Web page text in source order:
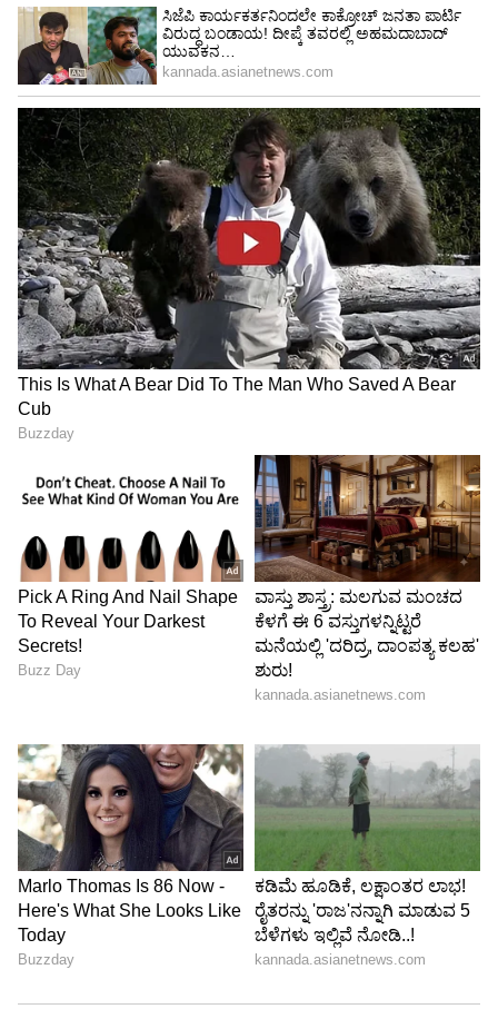
ಉದ್ಯೋಗ ಮಾಹಿತಿ:ನಿಮ್ಮ ಉದ್ಯೋಗದಾತ ಮತ್ತು ನಿಮ್ಮ
ಉದ್ಯೋಗದ ಸ್ಥಾನಕ್ಕಾಗಿ ಸಂಪರ್ಕ ವಿವರಗಳು.
3. ಸಾಲಕ್ಕಾಗಿ ಪೂರ್ವ-ಅನುಮೋದನೆ ಪಡೆಯಿರಿ
ಪೂರ್ವ-ಅನುಮೋದನೆಯು ಕಾರು ಖರೀದಿ ಪ್ರಕ್ರಿಯೆಯನ್ನು
ಸುಗಮಗೊಳಿಸುವ ಪ್ರಬಲ ಸಾಧನವಾಗಿದೆ. ಇದು ನಿಮ್ಮ
ಬಜೆಟ್ನ ಸ್ಪಷ್ಟ ಕಲ್ಪನೆಯನ್ನು ನೀಡುತ್ತದೆ ಮತ್ತು ವಿತರಕರೊಂದಿಗೆ
ಮಾತುಕತೆ ನಡೆಸುವಾಗ ನಿಮ್ಮ ಸ್ಥಾನವನ್ನು ಬಲಪಡಿಸುತ್ತದೆ.
ನೀವು ಈಗಾಗಲೇ ಸಾಲದಾತರಿಂದ
ಪರಿಶೀಲಿಸಲ್ಪಟ್ಟಿರುವುದರಿಂದ, ಅಂತಿಮ ಹೊಸ ಕಾರು
ಹಣಕಾಸು ಅನುಮೋದನೆ ಪ್ರಕ್ರಿಯೆಯು ತ್ವರಿತವಾಗಿರುತ್ತದೆ.
4. ಹಣಕಾಸು ಆಯ್ಕೆಗಳನ್ನು ಹೋಲಿಕೆ ಮಾಡಿ
ವಿಭಿನ್ನ ಸಾಲದಾತರಿಗೆ ವಿಭಿನ್ನ ನಿಯಮಗಳು ಇರುತ್ತವೆ ಮತ್ತು
ಅವು ವಿಭಿನ್ನ ರೀತಿಯ ದರಗಳನ್ನು ನೀಡುತ್ತವೆ, ಆದ್ದರಿಂದ
ಉತ್ತಮ ವ್ಯವಹಾರವನ್ನು ಕಂಡುಹಿಡಿಯಲು ನಿಮ್ಮ ಹೊಸ
ಕಾರು ಹಣಕಾಸು ಆಯ್ಕೆಗಳನ್ನು ಹೋಲಿಸುವುದು
ನಿರ್ಣಾಯಕವಾಗಿದೆ. ಸುತ್ತಲೂ ಶಾಪಿಂಗ್ ಮಾಡುವುದು ನಿಮಗೆ
ಉತ್ತಮ ನಿಯಮಗಳನ್ನು ಪಡೆಯಲು ಸಹಾಯ ಮಾಡುತ್ತದೆ
ಮತ್ತು ನಿಮ್ಮ ತ್ವರಿತ ಅನುಮೋದನೆಯ ಸಾಧ್ಯತೆಗಳನ್ನು
ಹೆಚ್ಚಿಸುತ್ತದೆ. ಉತ್ತಮ ದರಗಳು ಮತ್ತು ನಿಯಮಗಳನ್ನು
ಆನ್ಲೈನ್ ಸಾಲದಾತರನ್ನು ನೋಡಿ. ಬಡ್ಡಿ ದರ ಮತ್ತು
ಅನ್ವಯಿಸಬಹುದಾದ ಯಾವುದೇ ಹೆಚ್ಚುವರಿ ಶುಲ್ಕ ಎರಡಕ್ಕೂ
ಗಮನ ಕೊಡಿ.
5. ನಿಮ್ಮ ಬಜೆಟ್ ಅನ್ನು ತಿಳಿಯಿರಿ
ನಿಮ್ಮ ಬಜೆಟ್ ಅನ್ನು ಅರ್ಥಮಾಡಿಕೊಳ್ಳುವುದು ನೀವು
ಆರ್ಥಿಕವಾಗಿ ಎಷ್ಟು ಶಕ್ಯರಾಗಿದ್ದೀರಿ ಎಂಬುದನ್ನು
ಖಚಿತಪಡಿಸಿಕೊಳ್ಳಲು ಪ್ರಮುಖವಾಗಿದೆ. ಪ್ರತಿ ತಿಂಗಳು ನೀವು